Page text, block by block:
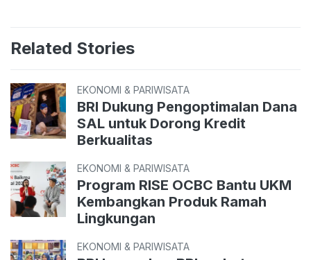
Related Stories
EKONOMI & PARIWISATA
BRI Dukung Pengoptimalan Dana
SAL untuk Dorong Kredit
Berkualitas
EKONOMI & PARIWISATA
Program RISE OCBC Bantu UKM
Kembangkan Produk Ramah
Lingkungan
EKONOMI & PARIWISATA